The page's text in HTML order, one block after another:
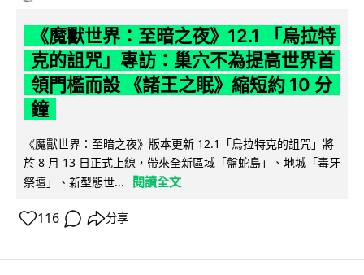
《魔獸世界：至暗之夜》12.1 「烏拉特
克的詛咒」專訪：巢穴不為提高世界首
領門檻而設 《諸王之眠》縮短約 10 分
鐘
《魔獸世界：至暗之夜》版本更新 12.1「烏拉特克的詛咒」將
於 8 月 13 日正式上線，帶來全新區域「盤蛇島」、地城「毒牙
祭壇」、新型態世...
閱讀全文
116 分享